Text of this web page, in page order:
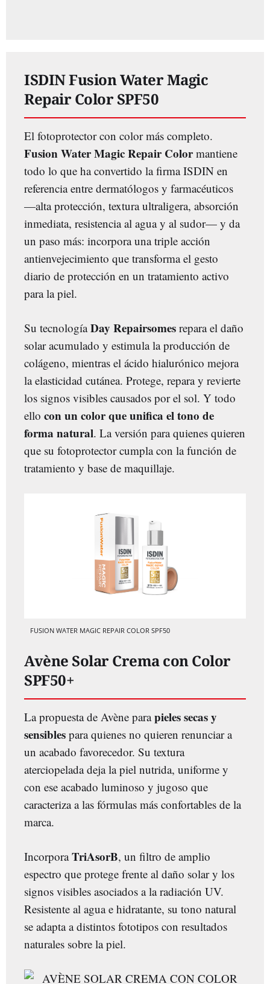
ISDIN Fusion Water Magic
Repair Color SPF50
El fotoprotector con color más completo.
Fusion Water Magic Repair Colormantiene
todo lo que ha convertido la firma ISDIN en
referencia entre dermatólogos y farmacéuticos
—alta protección, textura ultraligera, absorción
inmediata, resistencia al agua y al sudor— y da
un paso más: incorpora una triple acción
antienvejecimiento que transforma el gesto
diario de protección en un tratamiento activo
para la piel.
Su tecnologíaDay Repairsomes repara el daño
solar acumulado y estimula la producción de
colágeno, mientras el ácido hialurónico mejora
la elasticidad cutánea. Protege, repara y revierte
los signos visibles causados por el sol. Y todo
ello con un color que unifica el tono de
forma natural. La versión para quienes quieren
que su fotoprotector cumpla con la función de
tratamiento y base de maquillaje.
FUSION WATER MAGIC REPAIR COLOR SPF50
Avène Solar Crema con Color
SPF50+
La propuesta de Avène parapieles secas y
sensibles para quienes no quieren renunciar a
un acabado favorecedor. Su textura
aterciopelada deja la piel nutrida, uniforme y
con ese acabado luminoso y jugoso que
caracteriza a las fórmulas más confortables de la
marca.
IncorporaTriAsorB, un filtro de amplio
espectro que protege frente al daño solar y los
signos visibles asociados a la radiación UV.
Resistente al agua e hidratante, su tono natural
se adapta a distintos fototipos con resultados
naturales sobre la piel.